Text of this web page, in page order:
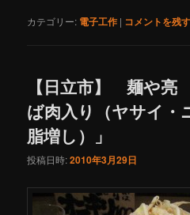
カテゴリー: 電子工作 | コメントを残す
【日立市】 麺や亮
ば肉入り（ヤサイ・
脂増し）」
投稿日時:2010年3月29日